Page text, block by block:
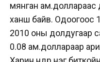
мянган ам.доллараас
ханш байв. Одоогоос
2010 оны долдугаар
0.08 ам.доллараар